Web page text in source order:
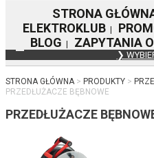
STRONA
ELEKTROKLUB|
BLOG ZAPYTANIA
❯
STRONA GŁÓWNA PRODUKTY
PRZEDŁUŻACZE BĘBNOWE
PRZEDŁUŻACZE